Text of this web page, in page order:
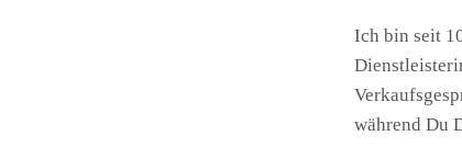
Ich bin seit
während Du